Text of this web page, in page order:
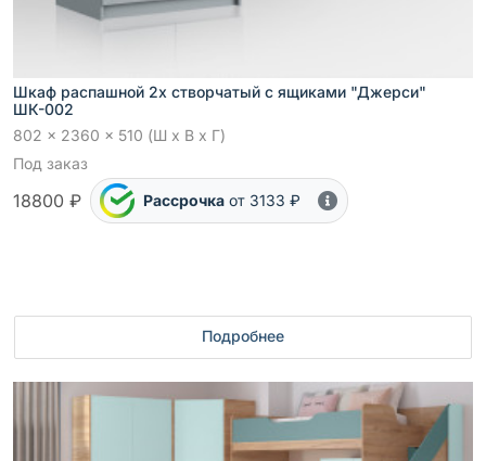
Шкаф распашной 2х створчатый с ящиками "Джерси"
ШК-002
802 x 2360 x 510 (Ш x В x Г)
Под заказ
18800 ₽ Рассрочка от 3133 ₽
Подробнее